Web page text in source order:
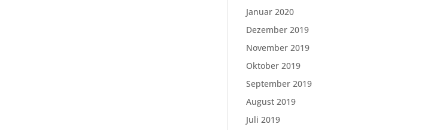
Januar 2020
Dezember 2019
November 2019
Oktober 2019
September 2019
August 2019
Juli 2019